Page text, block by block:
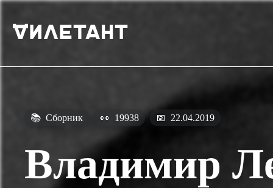
📚 Сборник 👀 19938 📅 22.04.2019
Владимир